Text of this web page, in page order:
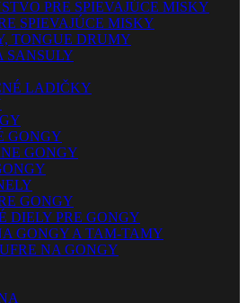
PRE SPIEVAJÚCE MISKY
SPIEVAJÚCE MISKY
TONGUE DRUMY
SANSULY
LADIČKY
GONGY
GONGY
GONGY
DIELY PRE GONGY
GONGY A TAM-TAMY
NA GONGY